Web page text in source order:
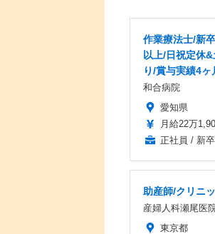
作業療法士/新
以上/日祝定休
り/賞与実績4ヶ
和合病院
愛知県
月給22万
正社員 / 新
助産師/クリニ
産婦人科瀬尾医
東京都